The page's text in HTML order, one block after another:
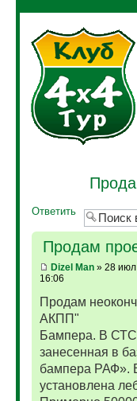
Ответить
Продам
Dizel Man» 28 июл
16:06
Продам
АКПП"
Бампера. В СТС
занесенная в
бампера РАФ».
установлена